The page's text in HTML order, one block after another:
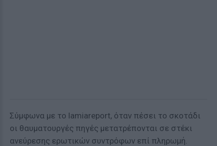
Σύμφωνα με το lamiareport, όταν πέσει το σκοτάδι
οι θαυματουργές πηγές μετατρέπονται σε στέκι
ανεύρεσης ερωτικών συντρόφων επί πληρωμή.